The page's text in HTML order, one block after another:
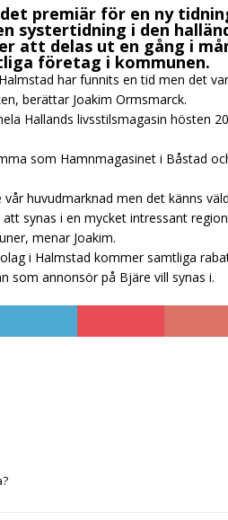
premiär för en ny
systertidning i den
att delas ut en gång i
företag i kommunen.
har funnits en tid men det
berättar Joakim Ormsmarck.
Hallands livsstilsmagasin hösten
som Hamnmagasinet i Båstad
huvudmarknad men det känns
synas i en mycket intressant
menar Joakim.
i Halmstad kommer samtliga
som annonsör på Bjäre vill synas i.